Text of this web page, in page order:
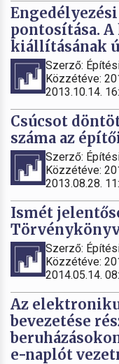
pontosítása.
kiállításának
Szerző:
Közzétéve:
2013.10.14.
Csúcsot
száma az
Szerző:
Közzétéve:
2013.08.28.
Ismét
Szerző:
Közzétéve:
2014.05.14.
Az
bevezetése
e-naplót